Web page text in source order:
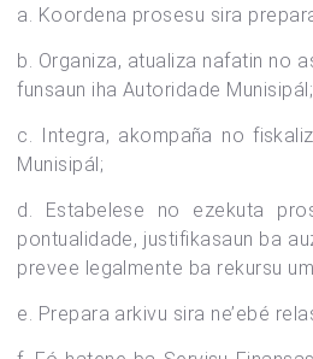
a. Koordena prosesu sira
b. Organiza, atualiza nafatin no
funsaun iha Autoridade Munisipál;
c. Integra, akompaña no
Munisipál;
d. Estabelese no ezekuta
pontualidade, justifikasaun ba
prevee legalmente ba rekursu
e. Prepara arkivu sira ne’ebé